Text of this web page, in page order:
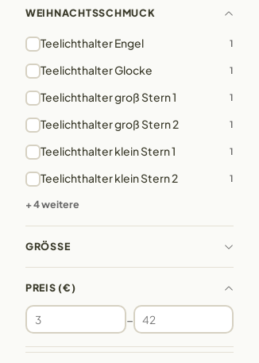
WEIHNACHTSSCHMUCK
Teelichthalter Engel 1
Teelichthalter Glocke 1
Teelichthalter groß Stern 1 1
Teelichthalter groß Stern 2 1
Teelichthalter klein Stern 1 1
Teelichthalter klein Stern 2 1
+ 4 weitere
GRÖSSE
PREIS (€)
–